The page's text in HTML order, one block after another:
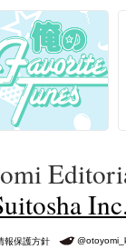
報保護方針